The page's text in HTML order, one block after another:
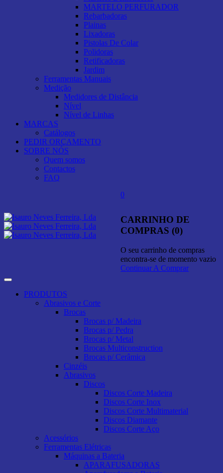
MARTELO PERFURADOR
Rebarbadoras
Plainas
Lixadoras
Pistolas De Colar
Polidoras
Retificadoras
Jardim
Ferramentas Manuais
Medição
Medidores de Distância
Nível
Nível de Linhas
MARCAS
Catálogos
PEDIR ORÇAMENTO
SOBRE NÓS
Quem somos
Contactos
FAQ
0
CARRINHO DE
COMPRAS (0)
O seu carrinho de compras
encontra-se de momento vazio
Continuar A Comprar
PRODUTOS
Abrasivos e Corte
Brocas
Brocas p/ Madeira
Brocas p/ Pedra
Brocas p/ Metal
Brocas Multiconstruction
Brocas p/ Cerâmica
Cinzéis
Abrasivos
Discos
Discos Corte Madeira
Discos Corte Inox
Discos Corte Multimaterial
Discos Diamante
Discos Corte Aço
Acessórios
Ferramentas Elétricas
Máquinas a Bateria
APARAFUSADORAS